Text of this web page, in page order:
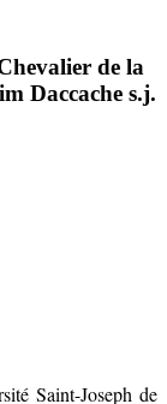
de la
Daccache s.j.
Saint-Joseph de